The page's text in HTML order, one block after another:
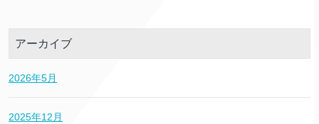
アーカイブ
2026年5月
2025年12月